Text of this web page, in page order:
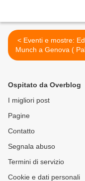
< Eventi e mostre: Edvard
Munch a Genova (
Ducale)
Ospitato da Overblog
I migliori post
Pagine
Contatto
Segnala abuso
Termini di servizio
Cookie e dati personali